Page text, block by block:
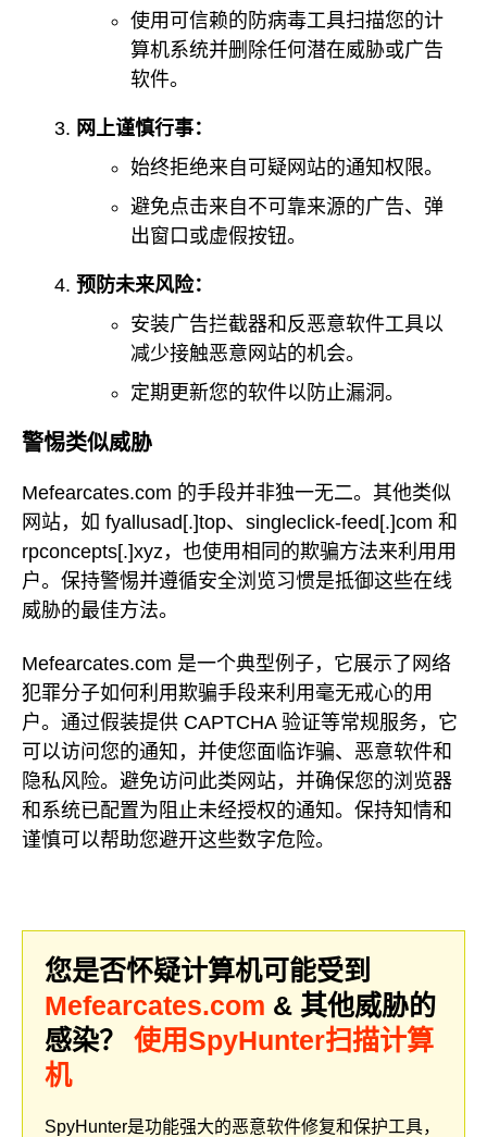
使用可信赖的防病毒工具扫描您的计
算机系统并删除任何潜在威胁或广告
软件。
网上谨慎行事：
始终拒绝来自可疑网站的通知权限。
避免点击来自不可靠来源的广告、弹
出窗口或虚假按钮。
预防未来风险：
安装广告拦截器和反恶意软件工具以
减少接触恶意网站的机会。
定期更新您的软件以防止漏洞。
警惕类似威胁
Mefearcates.com 的手段并非独一无二。其他类似
网站，如 fyallusad[.]top、singleclick-feed[.]com 和
rpconcepts[.]xyz，也使用相同的欺骗方法来利用用
户。保持警惕并遵循安全浏览习惯是抵御这些在线
威胁的最佳方法。
Mefearcates.com 是一个典型例子，它展示了网络
犯罪分子如何利用欺骗手段来利用毫无戒心的用
户。通过假装提供 CAPTCHA 验证等常规服务，它
可以访问您的通知，并使您面临诈骗、恶意软件和
隐私风险。避免访问此类网站，并确保您的浏览器
和系统已配置为阻止未经授权的通知。保持知情和
谨慎可以帮助您避开这些数字危险。
您是否怀疑计算机可能受到
Mefearcates.com & 其他威胁的
感染？ 使用SpyHunter扫描计算
机
SpyHunter是功能强大的恶意软件修复和保护工具，